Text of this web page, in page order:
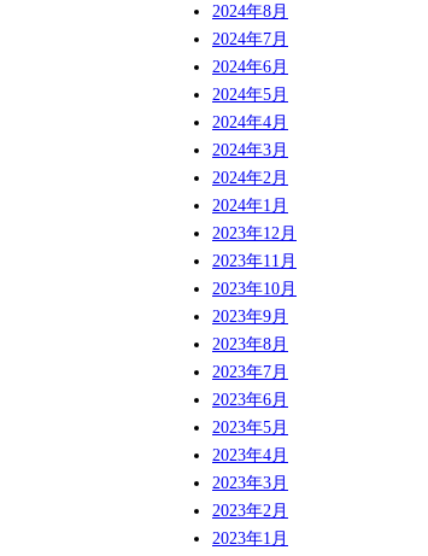
2024年8月
2024年7月
2024年6月
2024年5月
2024年4月
2024年3月
2024年2月
2024年1月
2023年12月
2023年11月
2023年10月
2023年9月
2023年8月
2023年7月
2023年6月
2023年5月
2023年4月
2023年3月
2023年2月
2023年1月